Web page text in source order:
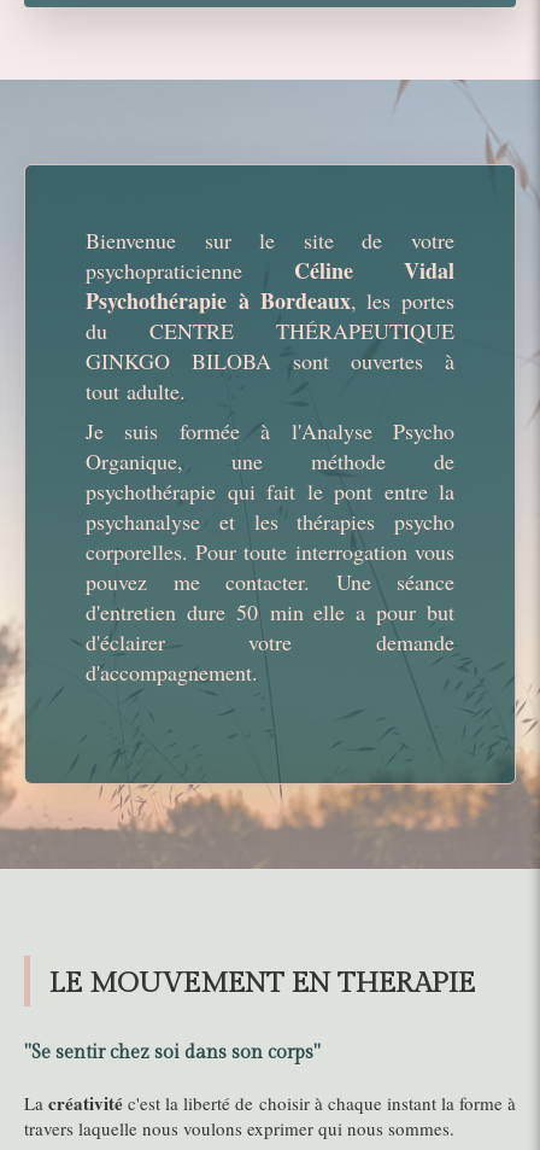
Bienvenue sur le site de votre
psychopraticienne Céline Vidal
Psychothérapie à Bordeaux, les portes
du CENTRE THÉRAPEUTIQUE
GINKGO BILOBA sont ouvertes à
tout adulte.
Je suis formée à l'Analyse Psycho
Organique, une méthode de
psychothérapie qui fait le pont entre la
psychanalyse et les thérapies psycho
corporelles. Pour toute interrogation vous
pouvez me contacter. Une séance
d'entretien dure 50 min elle a pour but
d'éclairer votre demande
d'accompagnement.
LE MOUVEMENT EN THERAPIE
"Se sentir chez soi dans son corps"
Lacréativité c'est la liberté de choisir à chaque instant la forme à
travers laquelle nous voulons exprimer qui nous sommes.